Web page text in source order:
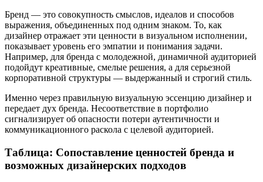
Бренд — это совокупность смыслов, идеалов и способов
выражения, объединенных под одним знаком. То, как
дизайнер отражает эти ценности в визуальном исполнении,
показывает уровень его эмпатии и понимания задачи.
Например, для бренда с молодежной, динамичной аудиторией
подойдут креативные, смелые решения, а для серьезной
корпоративной структуры — выдержанный и строгий стиль.
Именно через правильную визуальную эссенцию дизайнер и
передает дух бренда. Несоответствие в портфолио
сигнализирует об опасности потери аутентичности и
коммуникационного раскола с целевой аудиторией.
Таблица: Сопоставление ценностей бренда и
возможных дизайнерских подходов